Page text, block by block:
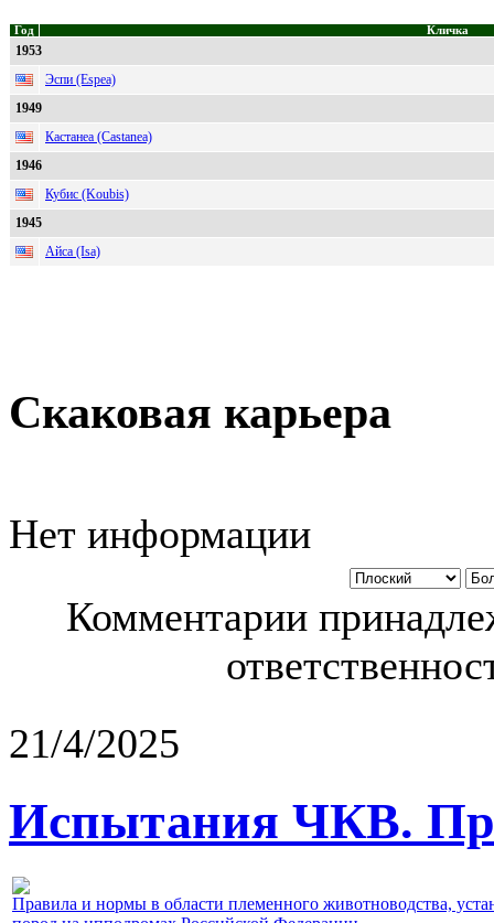
Год Кличка
1953
Эспи (Espea)
1949
Кастанеа (Castanea)
1946
Кубис (Koubis)
1945
Айса (Isa)
Скаковая карьера
Нет информации
Комментарии
21/4/2025
Испытания ЧКВ.
Правила и нормы в области племенного животноводства,